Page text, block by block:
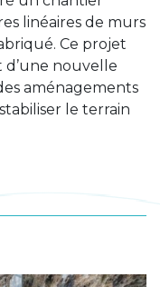
linéaires de murs
Ce projet
nouvelle
aménagements
le terrain